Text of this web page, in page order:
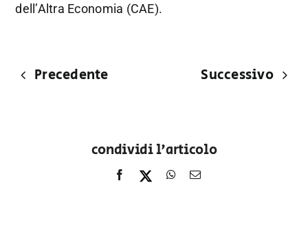
dell’Altra Economia (CAE).
Precedente Successivo
condividi l'articolo